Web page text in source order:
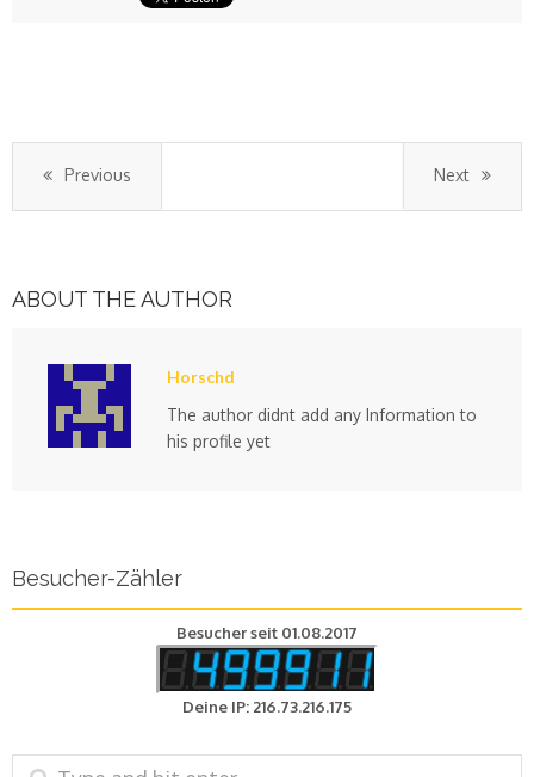
Previous Next
ABOUT THE AUTHOR
Horschd
The author didnt add any Information to
his profile yet
Besucher-Zähler
Besucher seit 01.08.2017
Deine IP: 216.73.216.175